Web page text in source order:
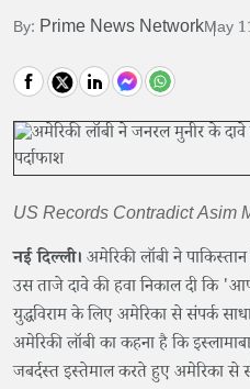
By: Prime News NetworkMay
US Records Contradict Asim
नई दिल्ली। अमेरिकी लॉबी ने
उस ताजे दावे की हवा निकाल दी कि
युद्धविराम के लिए अमेरिका से संपर्क
अमेरिकी लॉबी का कहना है कि
जबर्दस्त इस्तेमाल करते हुए अमेरिका से